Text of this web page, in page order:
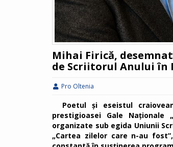
Mihai Firică,
de Scriitorul Anului în
Pro Oltenia
Poetul și eseistul
prestigioasei Gale
organizate sub egida Uniunii
„Cartea zilelor care n-au